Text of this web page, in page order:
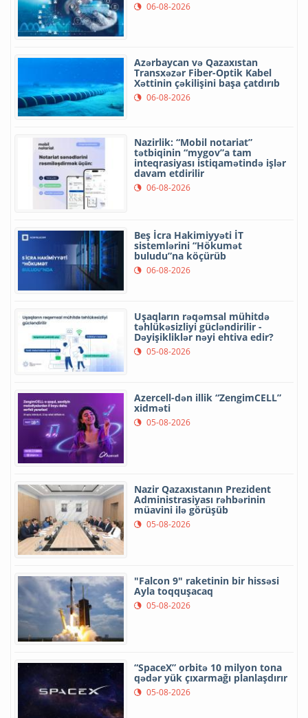
06-08-2026
Azərbaycan və Qazaxıstan
Transxəzər Fiber-Optik Kabel
Xəttinin çəkilişini başa çatdırıb
06-08-2026
Nazirlik: “Mobil notariat”
tətbiqinin “mygov”a tam
inteqrasiyası istiqamətində işlər
davam etdirilir
06-08-2026
Beş İcra Hakimiyyəti İT
sistemlərini “Hökumət
buludu”na köçürüb
06-08-2026
Uşaqların rəqəmsal mühitdə
təhlükəsizliyi gücləndirilir -
Dəyişikliklər nəyi ehtiva edir?
05-08-2026
Azercell-dən illik “ZengimCELL”
xidməti
05-08-2026
Nazir Qazaxıstanın Prezident
Administrasiyası rəhbərinin
müavini ilə görüşüb
05-08-2026
"Falcon 9" raketinin bir hissəsi
Ayla toqquşacaq
05-08-2026
“SpaceX” orbitə 10 milyon tona
qədər yük çıxarmağı planlaşdırır
05-08-2026